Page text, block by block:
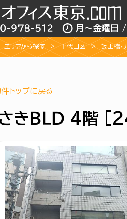
エリアから探す 千代田区 飯田橋・
トップに戻る
きＢＬＤ 4階